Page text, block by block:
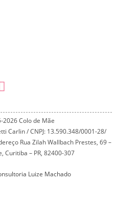
Colo de Mãe
Carlin / CNPJ: 13.590.348/0001-28/
Rua Zilah Wallbach Prestes, 69 –
Curitiba – PR, 82400-307
Luize Machado